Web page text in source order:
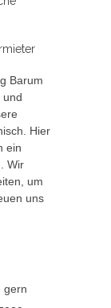
Barum
und
Hier
ein
Wir
um
uns
gern